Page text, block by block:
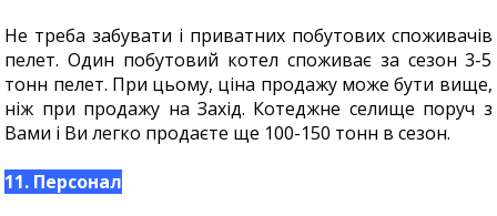
Не треба забувати і приватних побутових споживачів
пелет. Один побутовий котел споживає за сезон 3-5
тонн пелет. При цьому, ціна продажу може бути вище,
ніж при продажу на Захід. Котеджне селище поруч з
Вами і Ви легко продаєте ще 100-150 тонн в сезон.
11. Персонал